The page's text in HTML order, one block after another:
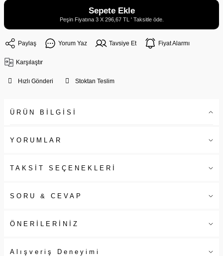
Sepete Ekle
Peşin Fiyatına 3 X 296,67 TL ' Taksitle öde.
Paylaş Yorum Yaz Tavsiye Et Fiyat Alarmı
Karşılaştır
Hızlı Gönderi Stoktan Teslim
ÜRÜN BİLGİSİ
YORUMLAR
TAKSİT SEÇENEKLERİ
SORU & CEVAP
ÖNERİLERİNİZ
Alışveriş Deneyimi